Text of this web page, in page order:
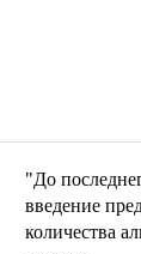
"До
введение
количества